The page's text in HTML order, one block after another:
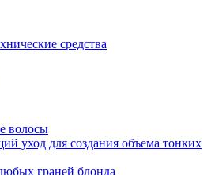
средства
волосы
уход для создания объема тонких
граней блонда